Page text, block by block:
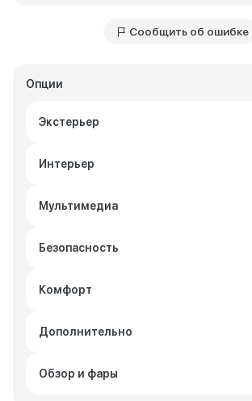
Опции
Экстерьер
Интерьер
Мультимедиа
Безопасность
Комфорт
Дополнительно
Обзор и фары
Сообщить об ошибке